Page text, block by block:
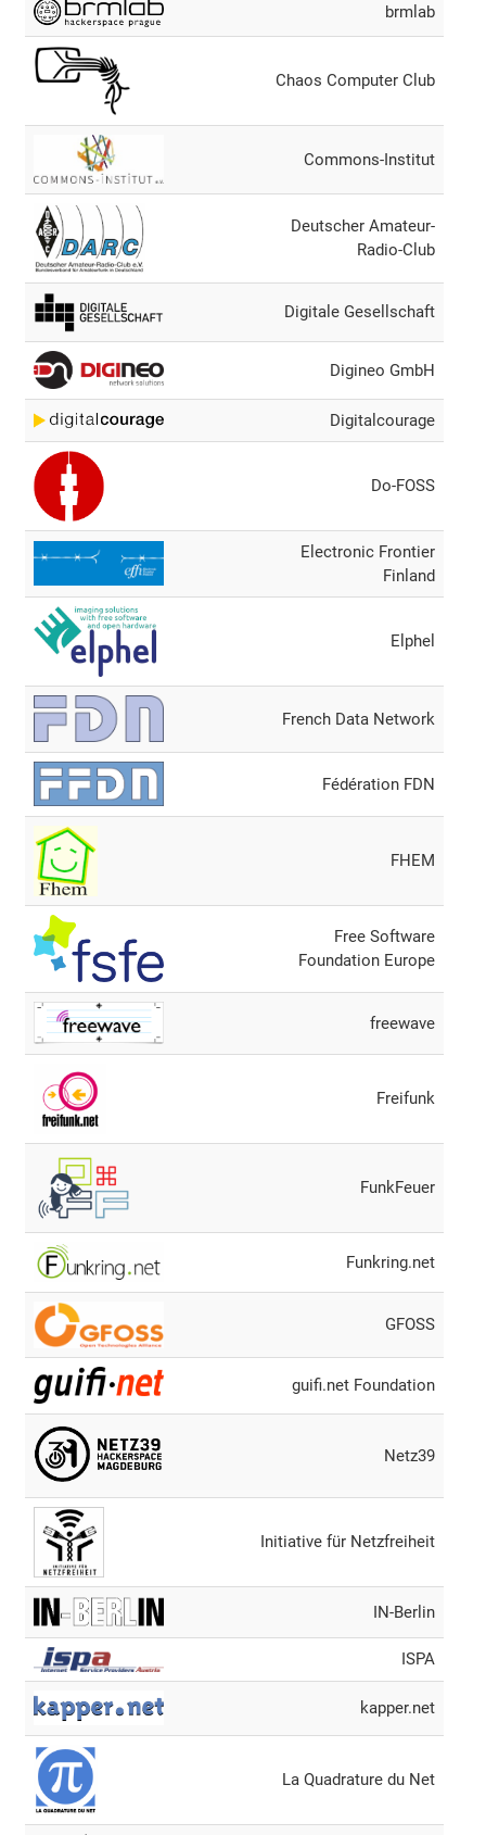
brmlab
Chaos Computer Club
Commons-Institut
Deutscher Amateur-
Radio-Club
Digitale Gesellschaft
Digineo GmbH
Digitalcourage
Do-FOSS
Electronic Frontier
Finland
Elphel
French Data Network
Fédération FDN
FHEM
Free Software
Foundation Europe
freewave
Freifunk
FunkFeuer
Funkring.net
GFOSS
guifi.net Foundation
Netz39
Initiative für Netzfreiheit
IN-Berlin
ISPA
kapper.net
La Quadrature du Net